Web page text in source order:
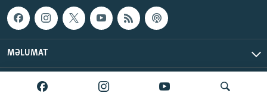
MƏLUMAT
AzadlıqRadiosu © 2026 Inc. | Bütün hüquqlar qorunur